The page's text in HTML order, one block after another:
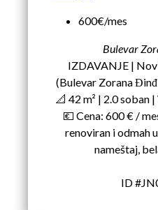
600€/mes
Bulevar
IZDAVANJE |
(Bulevar Zorana
📐 42 m² | 2.0 soban
💶 Cena: 600 € /
renoviran i odmah
nameštaj,
ID